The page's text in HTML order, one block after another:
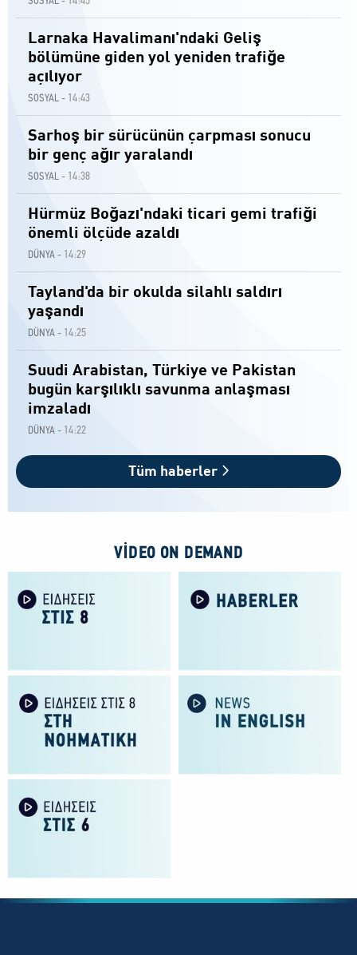
Larnaka Havalimanı'ndaki Geliş
bölümüne giden yol yeniden trafiğe
açılıyor
SOSYAL - 14:43
Sarhoş bir sürücünün çarpması sonucu
bir genç ağır yaralandı
SOSYAL - 14:38
Hürmüz Boğazı'ndaki ticari gemi trafiği
önemli ölçüde azaldı
DÜNYA - 14:29
Tayland'da bir okulda silahlı saldırı
yaşandı
DÜNYA - 14:25
Suudi Arabistan, Türkiye ve Pakistan
bugün karşılıklı savunma anlaşması
imzaladı
DÜNYA - 14:22
Tüm haberler
VIDEO ON DEMAND